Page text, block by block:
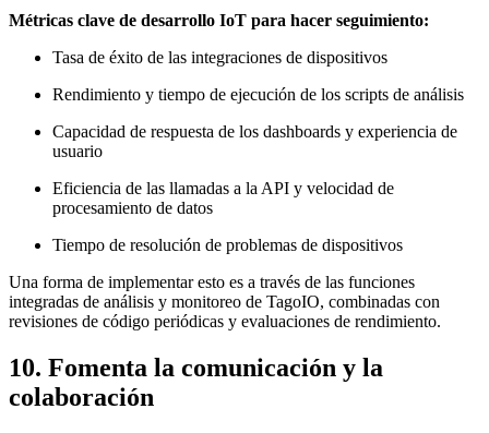
Métricas clave de desarrollo IoT para hacer seguimiento:
Tasa de éxito de las integraciones de dispositivos
Rendimiento y tiempo de ejecución de los scripts de análisis
Capacidad de respuesta de los dashboards y experiencia de
usuario
Eficiencia de las llamadas a la API y velocidad de
procesamiento de datos
Tiempo de resolución de problemas de dispositivos
Una forma de implementar esto es a través de las funciones
integradas de análisis y monitoreo de TagoIO, combinadas con
revisiones de código periódicas y evaluaciones de rendimiento.
10. Fomenta la comunicación y la
colaboración